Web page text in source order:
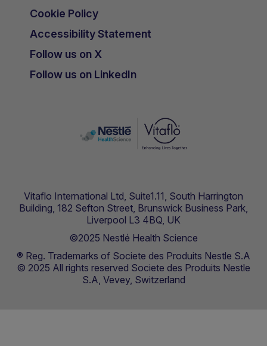
Cookie Policy
Accessibility Statement
Follow us on X
Follow us on LinkedIn
Vitaflo International Ltd, Suite1.11, South Harrington
Building, 182 Sefton Street, Brunswick Business Park,
Liverpool L3 4BQ, UK
©2025 Nestlé Health Science
® Reg. Trademarks of Societe des Produits Nestle S.A
© 2025 All rights reserved Societe des Produits Nestle
S.A, Vevey, Switzerland